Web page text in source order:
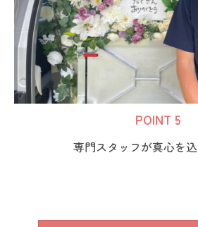
POINT 5
専門スタッフが真心を